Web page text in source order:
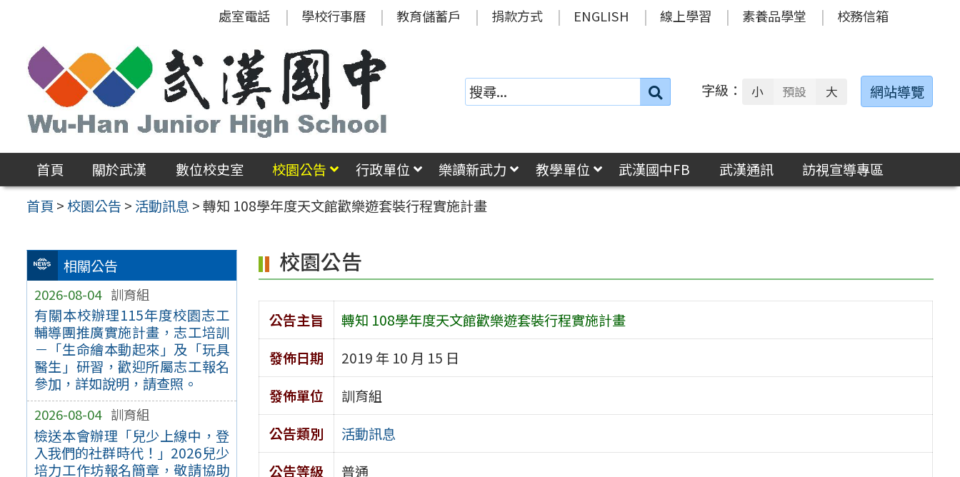
區
處室電話 學校行事曆 教育儲蓄戶 捐款方式 ENGLISH 線上學習 素養品學堂 校務信箱
搜
字級： 小 預設 大 網站導覽
首頁 關於武漢 數位校史室 校園公告 行政單位 樂讀新武力 教學單位 武漢國中FB 武漢通訊
訪視宣導專區
首頁 >校園公告 > 活動訊息 >轉知 108學年度天文館歡樂遊套裝行程實施計畫
相關公告
2026-08-04 訓育組
有關本校辦理115年度校園志工
輔導團推廣實施計畫，志工培訓
－「生命繪本動起來」及「玩具
醫生」研習，歡迎所屬志工報名
參加，詳如說明，請查照。
2026-08-04 訓育組
檢送本會辦理「兒少上線中，登
入我們的社群時代！」2026兒少
培力工作坊報名簡章，敬請協助
校園公告
公告主旨
轉知 108學年度天文館歡樂遊套裝行程實施計畫
發佈日期
2019 年 10 月 15 日
發佈單位
訓育組
公告類別
活動訊息
公告等級
普通